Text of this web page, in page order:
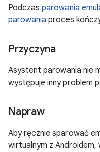
Podczas parowania
parowania proces
Przyczyna
Asystent parowania nie
występuje inny problem
Napraw
Aby ręcznie sparować
wirtualnym z